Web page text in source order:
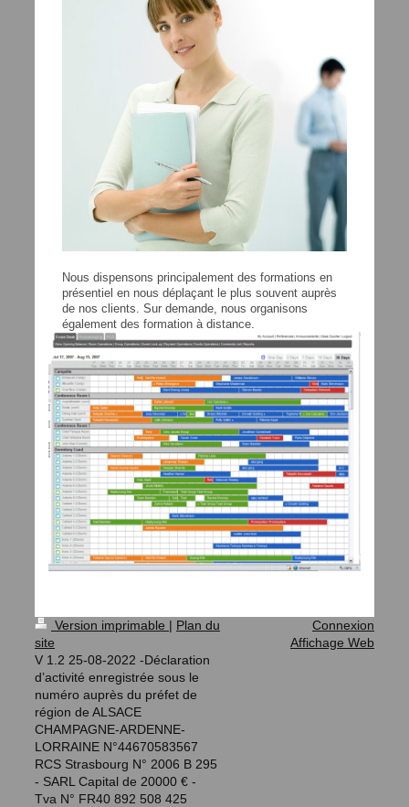
Nous dispensons principalement des formations en
présentiel en nous déplaçant le plus souvent auprès
de nos clients. Sur demande, nous organisons
également des formation à distance.
Version imprimable | Plan du
site
V 1.2 25-08-2022 -Déclaration
d’activité enregistrée sous le
numéro auprès du préfet de
région de ALSACE
CHAMPAGNE-ARDENNE-
LORRAINE N°44670583567
RCS Strasbourg N° 2006 B 295
- SARL Capital de 20000 € -
Tva N° FR40 892 508 425
Connexion
Affichage Web